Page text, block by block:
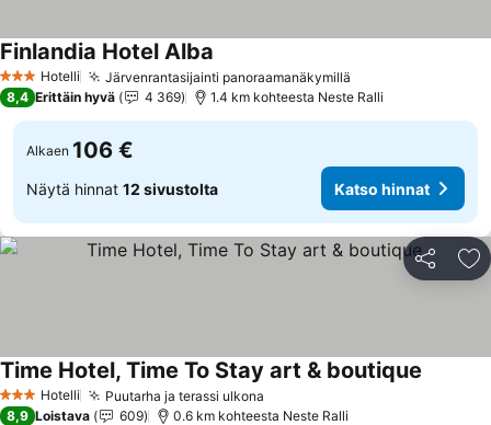
3 Tähtiluokitus
Hotelli Järvenrantasijainti panoraamanäkymillä
Finlandia Hotel Alba
8,4 Erittäin hyvä 4 369 1.4 km kohteesta Neste Ralli
Alkaen 106 €
Näytä hinnat 12 sivustolta Katso hinnat
Jaa
3 Tähtiluokitus
Hotelli Puutarha ja terassi ulkona
Time Hotel, Time To Stay art & boutique
8,9 Loistava 609 0.6 km kohteesta Neste Ralli